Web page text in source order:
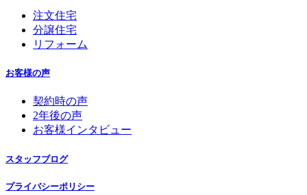
注文住宅
分譲住宅
リフォーム
お客様の声
契約時の声
2年後の声
お客様インタビュー
スタッフブログ
プライバシーポリシー